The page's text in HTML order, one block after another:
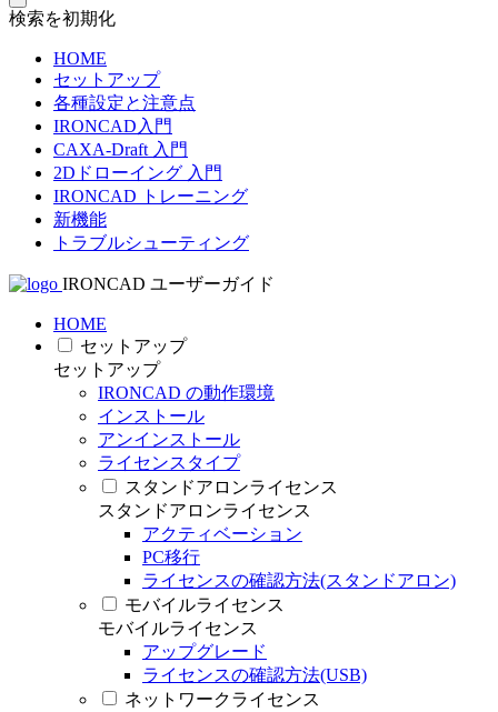
検索を初期化
HOME
セットアップ
各種設定と注意点
IRONCAD入門
CAXA-Draft 入門
2Dドローイング 入門
IRONCAD トレーニング
新機能
トラブルシューティング
IRONCAD ユーザーガイド
HOME
セットアップ
セットアップ
IRONCAD の動作環境
インストール
アンインストール
ライセンスタイプ
スタンドアロンライセンス
スタンドアロンライセンス
アクティベーション
PC移行
ライセンスの確認方法(スタンドアロン)
モバイルライセンス
モバイルライセンス
アップグレード
ライセンスの確認方法(USB)
ネットワークライセンス